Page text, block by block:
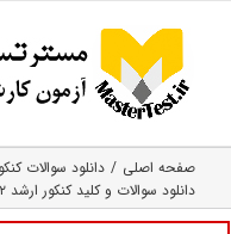
content
صفحه اصلی دانلود سوالات
دانلود سوالات و کلید کنکور ارشد ۹۲ حقوق (رایگان)